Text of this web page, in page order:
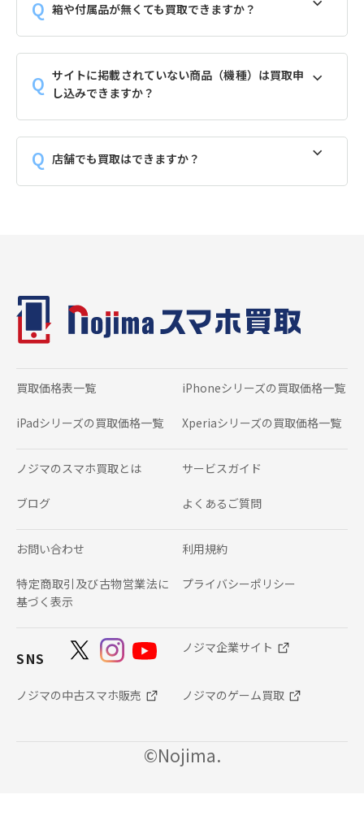
箱や付属品が無くても買取できますか？
サイトに掲載されていない商品（機種）は買取申
し込みできますか？
店舗でも買取はできますか？
買取価格表一覧 iPhoneシリーズの 買取価格一覧
iPadシリーズの 買取価格一覧 Xperiaシリーズの 買取価格一覧
ノジマのスマホ買取とは サービスガイド
ブログ よくあるご質問
お問い合わせ 利用規約
特定商取引及び古物営業法に
基づく表示
プライバシーポリシー
SNS
ノジマ企業サイト
ノジマの中古スマホ販売 ノジマのゲーム買取
©Nojima.